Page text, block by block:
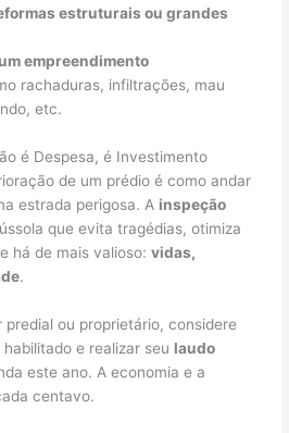
estruturais ou grandes
empreendimento
rachaduras, infiltrações, mau
etc.
é Despesa, é Investimento
de um prédio é como andar
estrada perigosa. A inspeção
que evita tragédias, otimiza
há de mais valioso:vidas,
.
ou proprietário, considere
e realizar seu laudo
este ano. A economia e a
centavo.